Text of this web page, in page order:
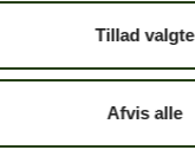
Tillad valgte
Afvis alle